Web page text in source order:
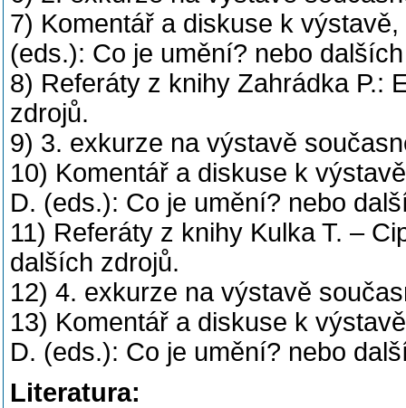
7) Komentář a diskuse k
(eds.): Co je umění? nebo
8) Referáty z knihy Zahrádka P.:
zdrojů.
9) 3. exkurze na výstavě
10) Komentář a diskuse k
D. (eds.): Co je umění? nebo
11) Referáty z knihy Kulka T. –
dalších zdrojů.
12) 4. exkurze na výstavě
13) Komentář a diskuse k
D. (eds.): Co je umění? nebo
Literatura: